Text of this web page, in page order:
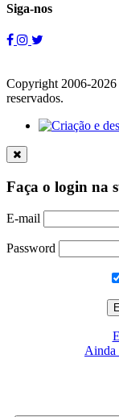
Siga-nos
Copyright 2006-
reservados.
Faça o login na
E-mail
Password
Ainda